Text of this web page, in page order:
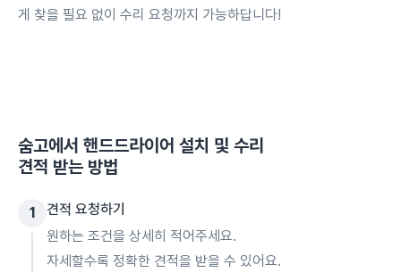
게 찾을 필요 없이 수리 요청까지 가능하답니다!
숨고에서 핸드드라이어 설치 및 수리
견적 받는 방법
1
견적 요청하기
원하는 조건을 상세히 적어주세요.
자세할수록 정확한 견적을 받을 수 있어요.